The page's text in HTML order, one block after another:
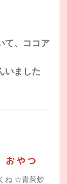
て、ココア
いました
おやつ
ね ☆青菜炒